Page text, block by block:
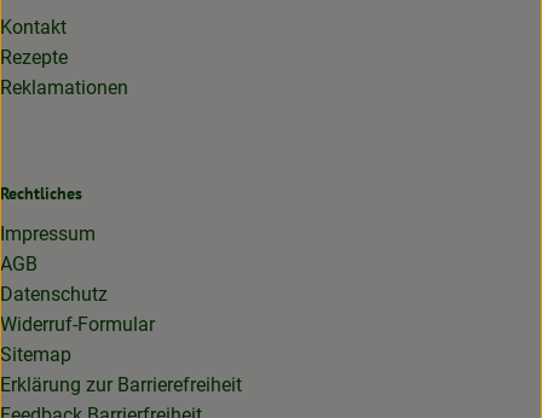
Kontakt
Rezepte
Reklamationen
Rechtliches
Impressum
AGB
Datenschutz
Widerruf-Formular
Sitemap
Erklärung zur Barrierefreiheit